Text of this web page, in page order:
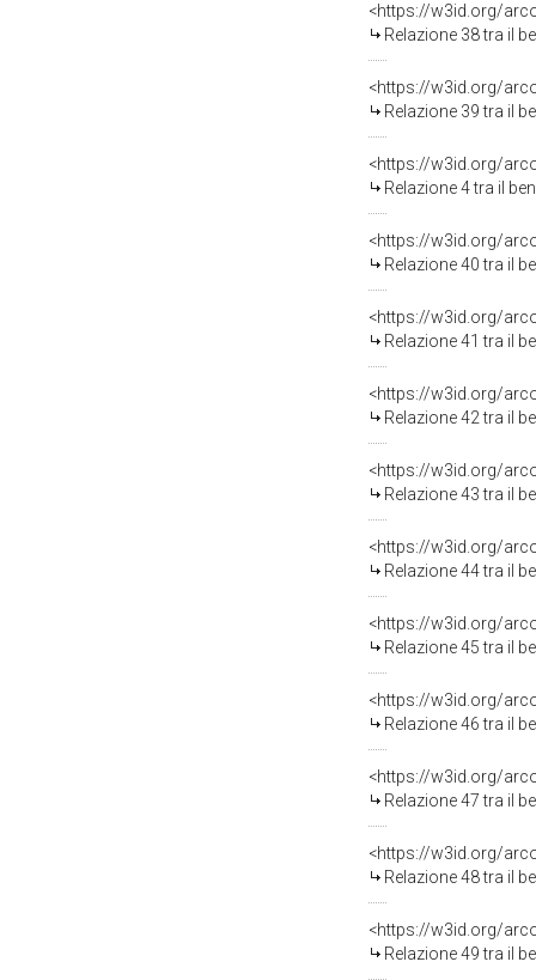
<https://w3id.org/
Relazione 38 tra il
<https://w3id.org/
Relazione 39 tra il
<https://w3id.org/
Relazione 4 tra il
<https://w3id.org/
Relazione 40 tra il
<https://w3id.org/
Relazione 41 tra il
<https://w3id.org/
Relazione 42 tra il
<https://w3id.org/
Relazione 43 tra il
<https://w3id.org/
Relazione 44 tra il
<https://w3id.org/
Relazione 45 tra il
<https://w3id.org/
Relazione 46 tra il
<https://w3id.org/
Relazione 47 tra il
<https://w3id.org/
Relazione 48 tra il
<https://w3id.org/
Relazione 49 tra il